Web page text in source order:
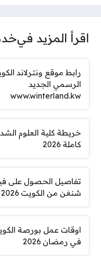
اقرأ المزيد في
رابط موقع ونترلاند
الرسمي الجديد
www.winterland.kw
خريطة كلية العلوم
كاملة 2026
تفاصيل الحصول على
شنغن من الكويت 2026
اوقات عمل بورصة
في رمضان 2026